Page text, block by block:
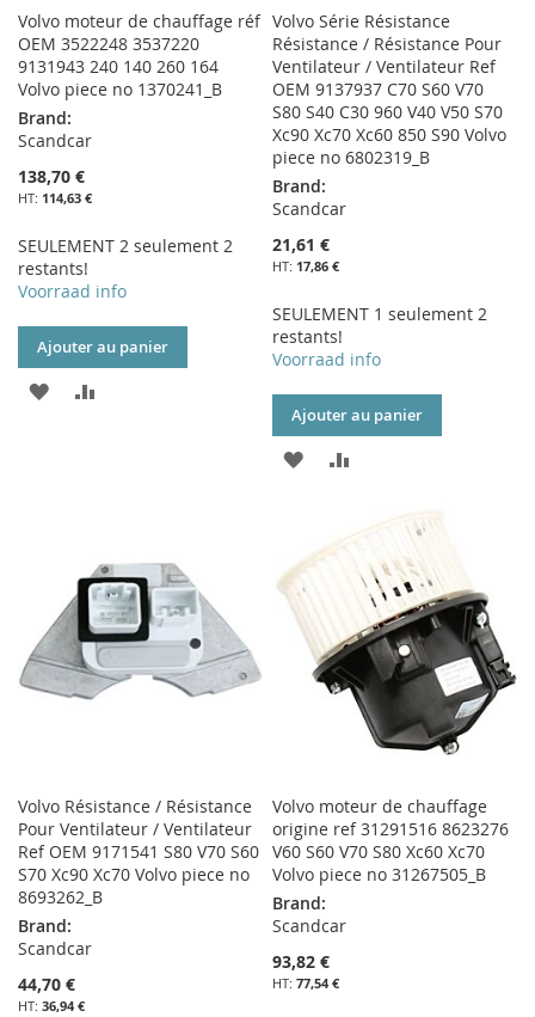
Volvo moteur de chauffage réf
OEM 3522248 3537220
9131943 240 140 260 164
Volvo piece no 1370241_B
Brand:
Scandcar
138,70 €
114,63 €
SEULEMENT 2 seulement 2
restants!
Voorraad info
Ajouter au panier
AJOUTER
Volvo Série Résistance
Résistance / Résistance Pour
Ventilateur / Ventilateur Ref
OEM 9137937 C70 S60 V70
S80 S40 C30 960 V40 V50 S70
Xc90 Xc70 Xc60 850 S90 Volvo
piece no 6802319_B
Brand:
Scandcar
21,61 €
17,86 €
SEULEMENT 1 seulement 2
restants!
Voorraad info
Ajouter au panier
AJOUTER
MA
LISTE
D’ENVIE
COMPARATEUR
Volvo Résistance / Résistance
Pour Ventilateur / Ventilateur
Ref OEM 9171541 S80 V70 S60
S70 Xc90 Xc70 Volvo piece no
8693262_B
Brand:
Scandcar
44,70 €
36,94 €
Volvo moteur de chauffage
origine ref 31291516 8623276
V60 S60 V70 S80 Xc60 Xc70
Volvo piece no 31267505_B
Brand:
Scandcar
93,82 €
77,54 €